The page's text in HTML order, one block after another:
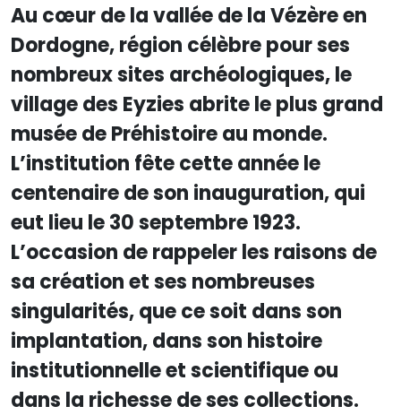
Au cœur de la vallée de la Vézère en
Dordogne, région célèbre pour ses
nombreux sites archéologiques, le
village des Eyzies abrite le plus grand
musée de Préhistoire au monde.
L’institution fête cette année le
centenaire de son inauguration, qui
eut lieu le 30 septembre 1923.
L’occasion de rappeler les raisons de
sa création et ses nombreuses
singularités, que ce soit dans son
implantation, dans son histoire
institutionnelle et scientifique ou
dans la richesse de ses collections.